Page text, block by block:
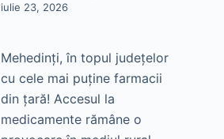
iulie 23, 2026
Mehedinți, în topul județelor
cu cele mai puține farmacii
din țară! Accesul la
medicamente rămâne o